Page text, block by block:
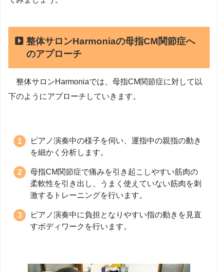
整体サロンHarmoniaの母指CM関節症へ
のアプローチ
整体サロンHarmoniaでは、母指CM関節症に対して以
下のようにアプローチしていきます。
ピアノ演奏中の様子を伺い、運指中の親指の動き
を細かく分析します。
母指CM関節症で痛みを引き起こしやすい筋肉の
柔軟性を引き出し、うまく使えていない筋肉を刺
激するトレーニングを行います。
ピアノ演奏中に負担となりやすい指の動きを見直
すボディワークを行います。